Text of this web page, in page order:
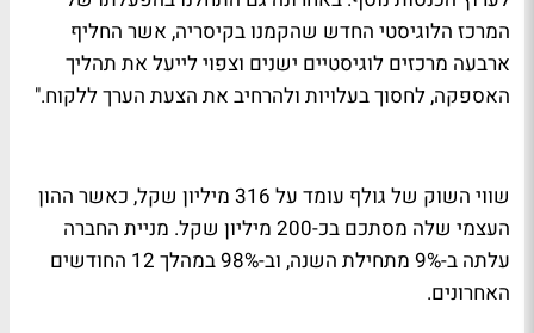
המרכז הלוגיסטי החדש שהקמנו בקיסריה, אשר החליף
ארבעה מרכזים לוגיסטיים ישנים וצפוי לייעל את תהליך
האספקה, לחסוך בעלויות ולהרחיב את הצעת הערך ללקוח."
שווי השוק של גולף עומד על 316 מיליון שקל, כאשר ההון
העצמי שלה מסתכם בכ-200 מיליון שקל. מניית החברה
עלתה ב-9% מתחילת השנה, וב-98% במהלך 12 החודשים
האחרונים.